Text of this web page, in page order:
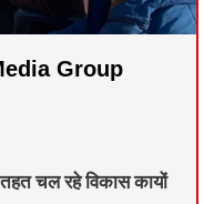
Group
चल रहे विकास कायों